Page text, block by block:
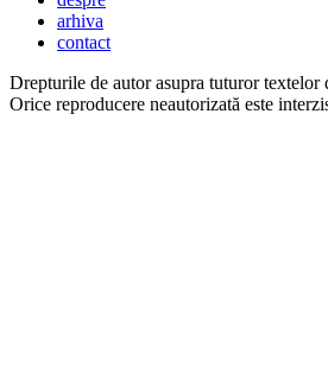
arhiva
contact
Drepturile de autor asupra tuturor textelor
Orice reproducere neautorizată este